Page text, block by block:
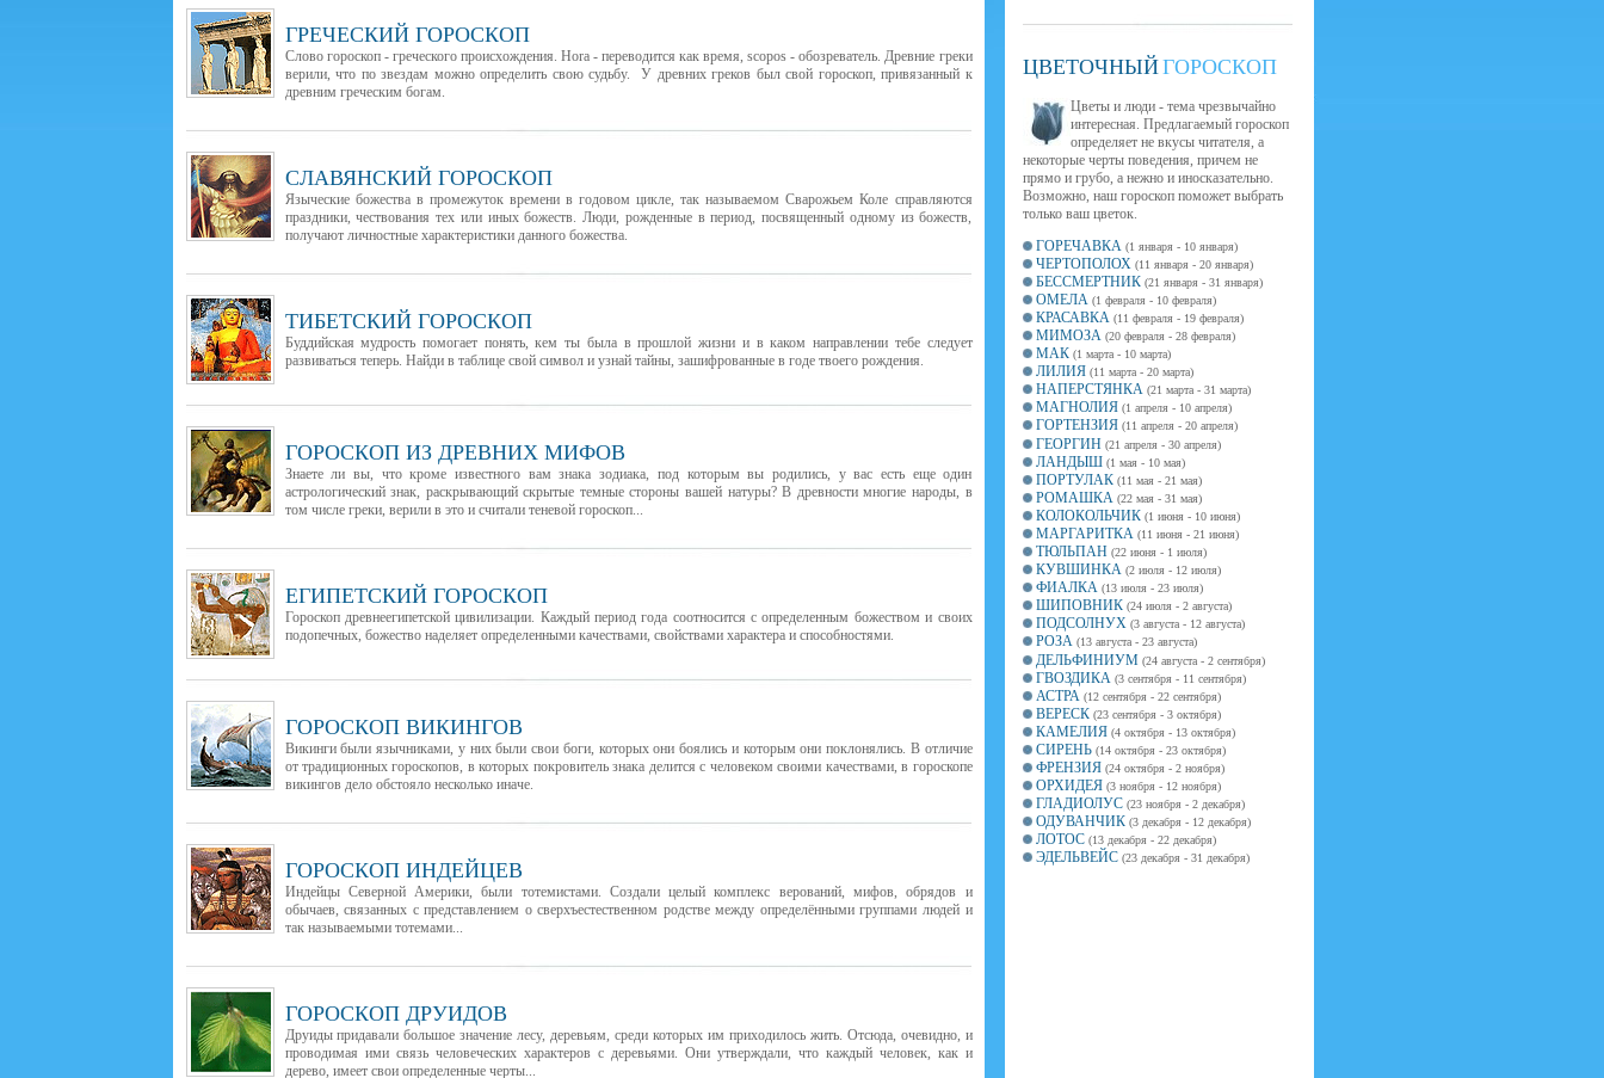
ГРЕЧЕСКИЙ ГОРОСКОП
Слово гороскоп - греческого происхождения. Hora - переводится как время, scopos - обозреватель. Древние греки
верили, что по звездам можно определить свою судьбу. У древних греков был свой гороскоп, привязанный к
древним греческим богам.
СЛАВЯНСКИЙ ГОРОСКОП
Языческие божества в промежуток времени в годовом цикле, так называемом Сварожьем Коле справляются
праздники, чествования тех или иных божеств. Люди, рожденные в период, посвященный одному из божеств,
получают личностные характеристики данного божества.
ТИБЕТСКИЙ ГОРОСКОП
Буддийская мудрость помогает понять, кем ты была в прошлой жизни и в каком направлении тебе следует
развиваться теперь. Найди в таблице свой символ и узнай тайны, зашифрованные в годе твоего рождения.
ГОРОСКОП ИЗ ДРЕВНИХ МИФОВ
Знаете ли вы, что кроме известного вам знака зодиака, под которым вы родились, у вас есть еще один
астрологический знак, раскрывающий скрытые темные стороны вашей натуры? В древности многие народы, в
том числе греки, верили в это и считали теневой гороскоп...
ЕГИПЕТСКИЙ ГОРОСКОП
Гороскоп древнеегипетской цивилизации. Каждый период года соотносится с определенным божеством и своих
подопечных, божество наделяет определенными качествами, свойствами характера и способностями.
ГОРОСКОП ВИКИНГОВ
Викинги были язычниками, у них были свои боги, которых они боялись и которым они поклонялись. Вотличие
от традиционных гороскопов, в которых покровитель знака делится с человеком своими качествами, в гороскопе
викингов дело обстояло несколько иначе.
ГОРОСКОП ИНДЕЙЦЕВ
Индейцы Северной Америки, были тотемистами. Создали целый комплекс верований, мифов, обрядов и
обычаев, связанных с представлением о сверхъестественном родстве между определёнными группами людей и
так называемыми тотемами...
ГОРОСКОП ДРУИДОВ
Друиды придавали большое значение лесу, деревьям, среди которых им приходилось жить. Отсюда, очевидно, и
проводимая ими связь человеческих характеров с деревьями. Они утверждали, что каждый человек, как и
дерево, имеет свои определенные черты...
ЦВЕТОЧНЫЙГОРОСКОП
Цветы и люди - тема чрезвычайно
интересная. Предлагаемый гороскоп
определяет не вкусы читателя, а
некоторые черты поведения, причем не
прямо и грубо, а нежно и иносказательно.
Возможно, наш гороскоп поможет выбрать
только ваш цветок.
ГОРЕЧАВКА (1 января - 10 января)
ЧЕРТОПОЛОХ (11 января - 20 января)
БЕССМЕРТНИК (21 января - 31 января)
ОМЕЛА (1 февраля - 10 февраля)
КРАСАВКА (11 февраля - 19 февраля)
МИМОЗА (20 февраля - 28 февраля)
МАК (1 марта - 10 марта)
ЛИЛИЯ (11 марта - 20 марта)
НАПЕРСТЯНКА (21 марта - 31 марта)
МАГНОЛИЯ (1 апреля - 10 апреля)
ГОРТЕНЗИЯ (11 апреля - 20 апреля)
ГЕОРГИН (21 апреля - 30 апреля)
ЛАНДЫШ (1 мая - 10 мая)
ПОРТУЛАК (11 мая - 21 мая)
РОМАШКА (22 мая - 31 мая)
КОЛОКОЛЬЧИК (1 июня - 10 июня)
МАРГАРИТКА (11 июня - 21 июня)
ТЮЛЬПАН (22 июня - 1 июля)
КУВШИНКА (2 июля - 12 июля)
ФИАЛКА (13 июля - 23 июля)
ШИПОВНИК (24 июля - 2 августа)
ПОДСОЛНУХ (3 августа - 12 августа)
РОЗА (13 августа - 23 августа)
ДЕЛЬФИНИУМ (24 августа - 2 сентября)
ГВОЗДИКА (3 сентября - 11 сентября)
АСТРА (12 сентября - 22 сентября)
ВЕРЕСК (23 сентября - 3 октября)
КАМЕЛИЯ (4 октября - 13 октября)
СИРЕНЬ (14 октября - 23 октября)
ФРЕНЗИЯ (24 октября - 2 ноября)
ОРХИДЕЯ (3 ноября - 12 ноября)
ГЛАДИОЛУС (23 ноября - 2 декабря)
ОДУВАНЧИК (3 декабря - 12 декабря)
ЛОТОС (13 декабря - 22 декабря)
ЭДЕЛЬВЕЙС (23 декабря - 31 декабря)